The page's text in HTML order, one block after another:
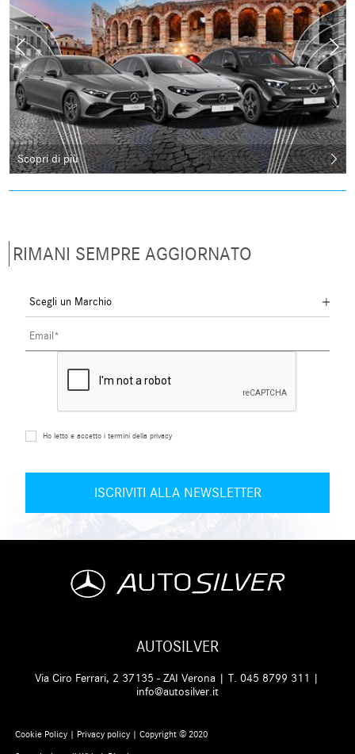
Scopri di più
RIMANI SEMPRE AGGIORNATO
Ho letto e accetto i termini della privacy
AUTOSILVER
Via Ciro Ferrari, 2 37135 - ZAI Verona | T.045 8799 311 |
info@autosilver.it
Cookie Policy | Privacy policy| Copyright © 2020